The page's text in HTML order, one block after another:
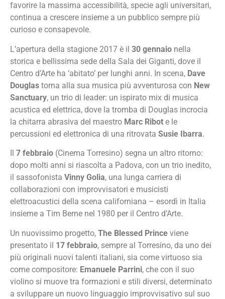
favorire la massima accessibilità, specie agli universitari,
continua a crescere insieme a un pubblico sempre più
curioso e consapevole.
L’apertura della stagione 2017 è il 30 gennaio nella
storica e bellissima sede della Sala dei Giganti, dove il
Centro d’Arte ha ‘abitato’ per lunghi anni. In scena, Dave
Douglas torna alla sua musica più avventurosa con New
Sanctuary, un trio di leader: un ispirato mix di musica
acustica ed elettrica, dove la tromba di Douglas incrocia
la chitarra abrasiva del maestro Marc Ribot e le
percussioni ed elettronica di una ritrovata Susie Ibarra.
7 febbraio (Cinema Torresino) segna un altro ritorno:
dopo molti anni si riascolta a Padova, con un trio inedito,
il sassofonista Vinny Golia, una lunga carriera di
collaborazioni con improvvisatori e musicisti
elettroacustici della scena californiana – esordì in Italia
insieme a Tim Berne nel 1980 per il Centro d’Arte.
Un nuovissimo progetto, The Blessed Prince viene
presentato il 17 febbraio, sempre al Torresino, da uno dei
più originali nuovi talenti italiani, sia come virtuoso sia
come compositore: Emanuele Parrini, che con il suo
violino si muove tra formazioni e stili diversi, determinato
a sviluppare un nuovo linguaggio improvvisativo sul suo